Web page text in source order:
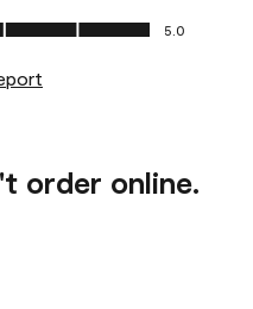
5.0
order online.